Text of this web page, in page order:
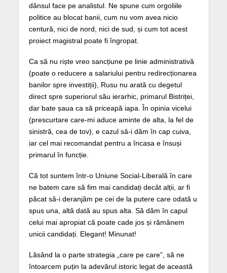
dânsul face pe analistul. Ne spune cum orgoliile
politice au blocat banii, cum nu vom avea nicio
centură, nici de nord, nici de sud, și cum tot acest
proiect magistral poate fi îngropat.
Ca să nu riște vreo sancțiune pe linie administrativă
(poate o reducere a salariului pentru redirecționarea
banilor spre investiții), Rusu nu arată cu degetul
direct spre superiorul său ierarhic, primarul Bistriței,
dar bate șaua ca să priceapă iapa. În opinia vicelui
(prescurtare care-mi aduce aminte de alta, la fel de
sinistră, cea de tov), e cazul să-i dăm în cap cuiva,
iar cel mai recomandat pentru a încasa e însuși
primarul în funcție.
Că tot suntem într-o Uniune Social-Liberală în care
ne batem care să fim mai candidați decât alții, ar fi
păcat să-i deranjăm pe cei de la putere care odată u
spus una, altă dată au spus alta. Să dăm în capul
celui mai apropiat că poate cade jos și rămânem
unicii candidați. Elegant! Minunat!
Lăsând la o parte strategia „care pe care”, să ne
întoarcem puțin la adevărul istoric legat de această